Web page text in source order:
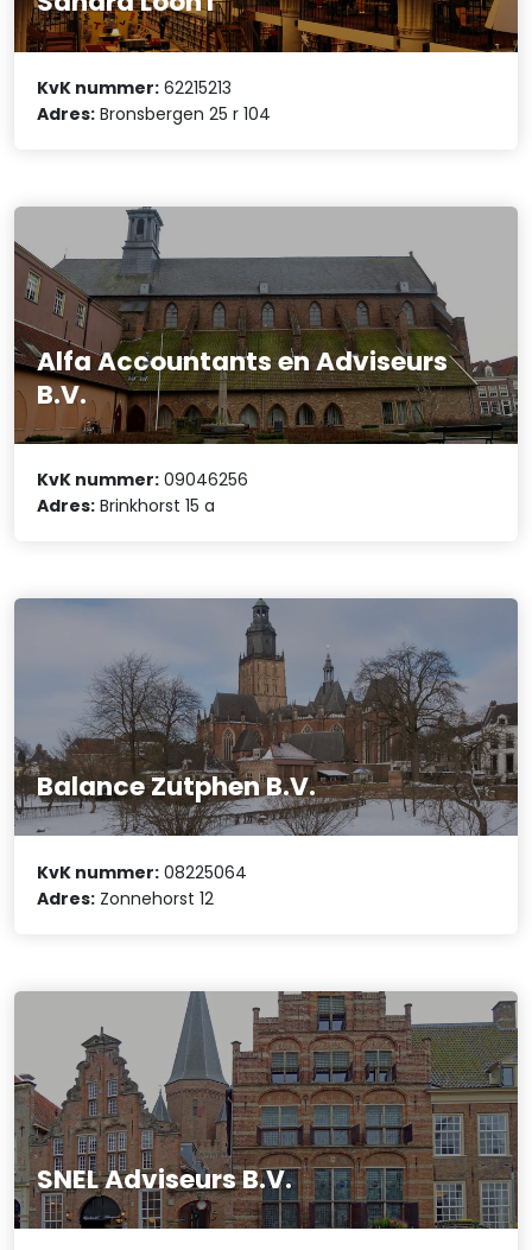
KvK nummer: 62215213
Adres: Bronsbergen 25 r 104
Alfa Accountants en Adviseurs
B.V.
KvK nummer: 09046256
Adres: Brinkhorst 15 a
Balance Zutphen B.V.
KvK nummer: 08225064
Adres: Zonnehorst 12
SNEL Adviseurs B.V.